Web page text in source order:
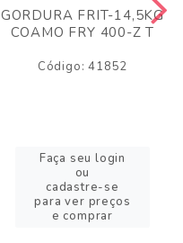
GORDURA FRIT-14,5KG
COAMO FRY 400-Z T
Código: 41852
Faça seu login
ou
cadastre-se
para ver preços
e comprar